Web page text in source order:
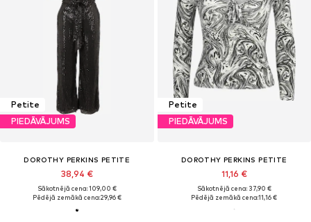
Petite
PIEDĀVĀJUMS
DOROTHY PERKINS PETITE
38,94 €
Sākotnējā cena: 109,00 €
Pēdējā zemākā cena:29,96 €
Petite
PIEDĀVĀJUMS
DOROTHY PERKINS PETITE
11,16 €
Sākotnējā cena: 37,90 €
Pēdējā zemākā cena:11,16 €